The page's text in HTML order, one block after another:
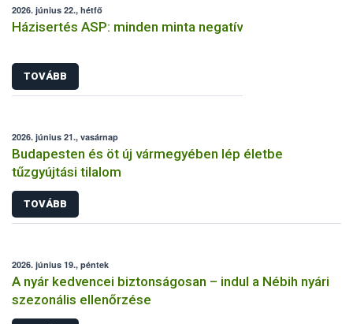
2026. június 22., hétfő
Házisertés ASP: minden minta negatív
TOVÁBB
2026. június 21., vasárnap
Budapesten és öt új vármegyében lép életbe
tűzgyújtási tilalom
TOVÁBB
2026. június 19., péntek
A nyár kedvencei biztonságosan – indul a Nébih nyári
szezonális ellenőrzése